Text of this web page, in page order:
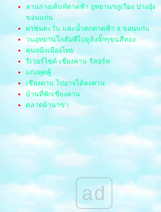
ลานกางเต้นท์ตาดฟ้า อุทยานฯภูเวียง ปางอุ๋ง
ขอนแก่น
ผาชมตะวัน และน้ำตกตาดฟ้า จ.ขอนแก่น
วนอุทยานโกสัมพีไปดูลิงจั๊กๆขนสีทอง
คุนหมิงเมืองไท
ริเวอร์ไซด์ เชียงคาน รีสอร์ท
ก่งคุดคู้
เชียงคาน ไปอาจได้ลงคาน
บ้านที่พักเชียงคาน
ตลาดผ้านาข่า
อุทยาน น้ำตกตาดโตน
ทุ่งดอกกระเจียว ผาสุดแผ่นดิน ป่าหินงาม
ทะเลบัวแดง ท่าเรือ แชแล จ.อุดร
สะพานรถไฟข้ามแม่น้ำแคว
พิพิธภัณฑ์ลูกหลานพันธุ์มังกร
ad